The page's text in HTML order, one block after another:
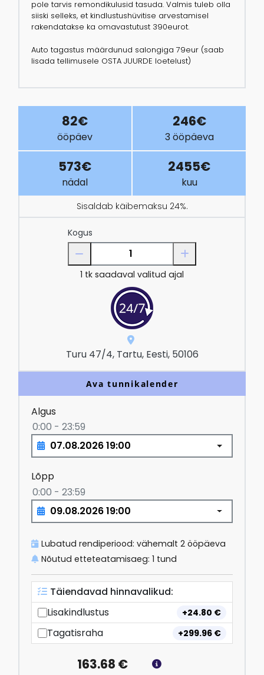
pole tarvis remondikulusid tasuda. Valmis tuleb olla
siiski selleks, et kindlustushüvitise arvestamisel
rakendatakse ka omavastutust 390eurot.
Auto tagastus määrdunud salongiga 79eur (saab
lisada tellimusele OSTA JUURDE loetelust)
82€
ööpäev
246€
3 ööpäeva
573€
nädal
2455€
kuu
Sisaldab käibemaksu 24%.
Kogus
1 tk saadaval valitud ajal
Turu 47/4, Tartu, Eesti, 50106
Ava tunnikalender
Algus
0:00 - 23:59
Lõpp
0:00 - 23:59
Lubatud rendiperiood: vähemalt 2 ööpäeva
Nõutud etteteatamisaeg: 1 tund
Täiendavad hinnavalikud:
Lisakindlustus
+24.80 €
Tagatisraha +299.96 €
163.68 €